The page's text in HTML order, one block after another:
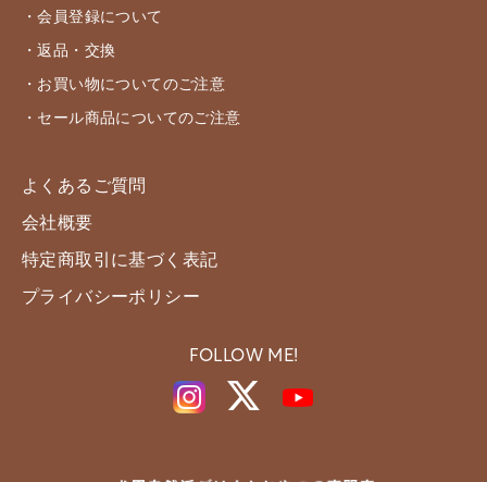
・会員登録について
・返品・交換
・お買い物についてのご注意
・セール商品についてのご注意
よくあるご質問
会社概要
特定商取引に基づく表記
プライバシーポリシー
FOLLOW ME!